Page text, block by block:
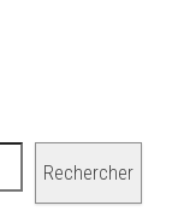
Rechercher